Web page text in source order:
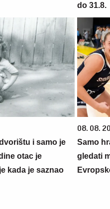
do 31.8.
i samo je
otac je
kada je saznao
08. 08.
Samo
gledati